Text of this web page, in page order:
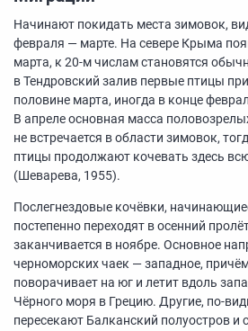
Начинают покидать места зимовок,
февраля — марте. На севере Крыма
марта, к 20-мчислам становятся
в Тендровский залив первые птицы
половине марта, иногда в конце
В апреле основная масса
не встречается в области зимовок,
птицы продолжают кочевать здесь
(Шеварева, 1955).
Послегнездовые кочёвки,
постепенно переходят в осенний
заканчивается в ноябре. Основное
черноморских чаек — западное,
поворачивает на юг и летит вдоль
Чёрного моря в Грецию. Другие, по-
пересекают Балканский полуостров и